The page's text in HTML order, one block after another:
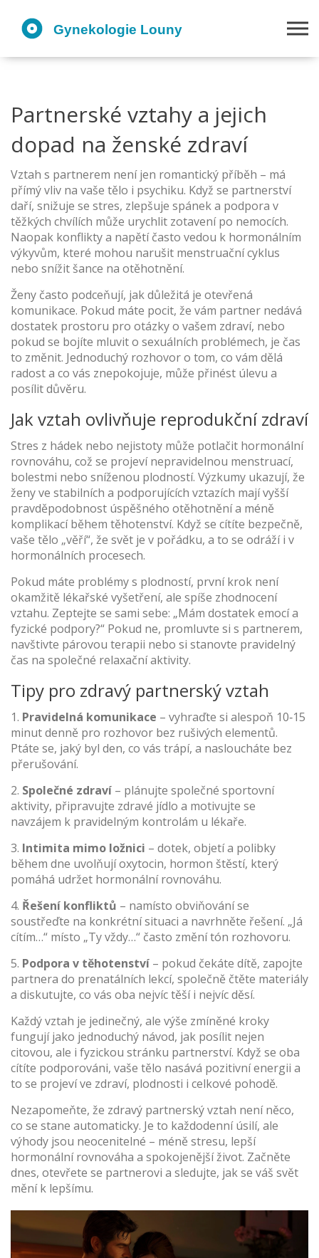
Partnerské vztahy a jejich
dopad na ženské zdraví
Vztah s partnerem není jen romantický příběh – má
přímý vliv na vaše tělo i psychiku. Když se partnerství
daří, snižuje se stres, zlepšuje spánek a podpora v
těžkých chvílích může urychlit zotavení po nemocích.
Naopak konflikty a napětí často vedou k hormonálním
výkyvům, které mohou narušit menstruační cyklus
nebo snížit šance na otěhotnění.
Ženy často podceňují, jak důležitá je otevřená
komunikace. Pokud máte pocit, že vám partner nedává
dostatek prostoru pro otázky o vašem zdraví, nebo
pokud se bojíte mluvit o sexuálních problémech, je čas
to změnit. Jednoduchý rozhovor o tom, co vám dělá
radost a co vás znepokojuje, může přinést úlevu a
posílit důvěru.
Jak vztah ovlivňuje reprodukční zdraví
Stres z hádek nebo nejistoty může potlačit hormonální
rovnováhu, což se projeví nepravidelnou menstruací,
bolestmi nebo sníženou plodností. Výzkumy ukazují, že
ženy ve stabilních a podporujících vztazích mají vyšší
pravděpodobnost úspěšného otěhotnění a méně
komplikací během těhotenství. Když se cítíte bezpečně,
vaše tělo „věří“, že svět je v pořádku, a to se odráží i v
hormonálních procesech.
Pokud máte problémy s plodností, první krok není
okamžitě lékařské vyšetření, ale spíše zhodnocení
vztahu. Zeptejte se sami sebe: „Mám dostatek emocí a
fyzické podpory?“ Pokud ne, promluvte si s partnerem,
navštivte párovou terapii nebo si stanovte pravidelný
čas na společné relaxační aktivity.
Tipy pro zdravý partnerský vztah
1. Pravidelná komunikace – vyhraďte si alespoň 10‑15
minut denně pro rozhovor bez rušivých elementů.
Ptáte se, jaký byl den, co vás trápí, a nasloucháte bez
přerušování.
2. Společné zdraví – plánujte společné sportovní
aktivity, připravujte zdravé jídlo a motivujte se
navzájem k pravidelným kontrolám u lékaře.
3. Intimita mimo ložnici – dotek, objetí a polibky
během dne uvolňují oxytocin, hormon štěstí, který
pomáhá udržet hormonální rovnováhu.
4. Řešení konfliktů – namísto obviňování se
soustřeďte na konkrétní situaci a navrhněte řešení. „Já
cítím…“ místo „Ty vždy…“ často změní tón rozhovoru.
5. Podpora v těhotenství – pokud čekáte dítě, zapojte
partnera do prenatálních lekcí, společně čtěte materiály
a diskutujte, co vás oba nejvíc těší i nejvíc děsí.
Každý vztah je jedinečný, ale výše zmíněné kroky
fungují jako jednoduchý návod, jak posílit nejen
citovou, ale i fyzickou stránku partnerství. Když se oba
cítíte podporováni, vaše tělo nasává pozitivní energii a
to se projeví ve zdraví, plodnosti i celkové pohodě.
Nezapomeňte, že zdravý partnerský vztah není něco,
co se stane automaticky. Je to každodenní úsilí, ale
výhody jsou neocenitelné – méně stresu, lepší
hormonální rovnováha a spokojenější život. Začněte
dnes, otevřete se partnerovi a sledujte, jak se váš svět
mění k lepšímu.